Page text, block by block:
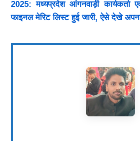
2025: मध्यप्रदेश आंगनवाड़ी कार्यकर्ता एवं
फाइनल मेरिट लिस्ट हुई जारी, ऐसे देखे